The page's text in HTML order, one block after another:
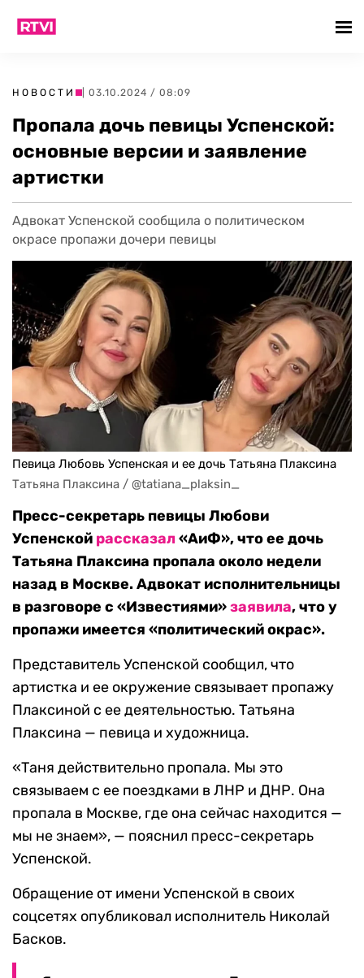
НОВОСТИ | 03.10.2024 / 08:09
Пропала дочь певицы Успенской:
основные версии и заявление
артистки
Адвокат Успенской сообщила о политическом
окрасе пропажи дочери певицы
Певица Любовь Успенская и ее дочь Татьяна Плаксина
Татьяна Плаксина / @tatiana_plaksin_
Пресс-секретарь певицы Любови
Успенской рассказал«АиФ», что ее дочь
Татьяна Плаксина пропала около недели
назад в Москве. Адвокат исполнительницы
в разговоре с «Известиями»заявила, что у
пропажи имеется «политический окрас».
Представитель Успенской сообщил, что
артистка и ее окружение связывает пропажу
Плаксиной с ее деятельностью. Татьяна
Плаксина — певица и художница.
«Таня действительно пропала. Мы это
связываем с ее поездками в ЛНР и ДНР. Она
пропала в Москве, где она сейчас находится —
мы не знаем», — пояснил пресс-секретарь
Успенской.
Обращение от имени Успенской в своих
соцсетях опубликовал исполнитель Николай
Басков.